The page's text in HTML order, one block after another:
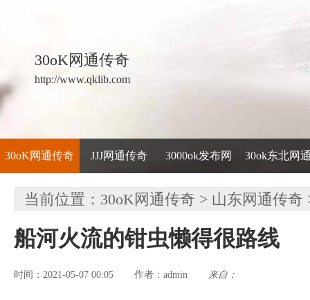
30oK网通传奇
http://www.qklib.com
30oK网通传奇 JJJ网通传奇 3000ok发布网 30ok东北网
当前位置： 30oK网通传奇 > 山东网通传奇
船河火流的钳虫懒得很路线
时间：2021-05-07 00:05 作者： admin 来自：